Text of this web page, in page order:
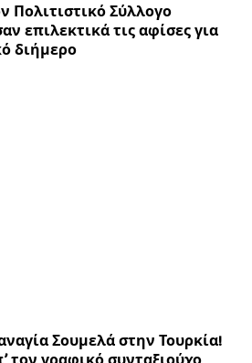
Πολιτιστικό Σύλλογο
επιλεκτικά τις αφίσες για
διήμερο
Σουμελά στην Τουρκία!